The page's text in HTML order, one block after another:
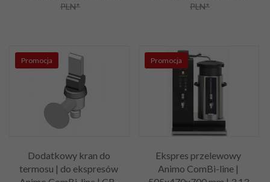
PLN*
PLN*
Promocja
Dodatkowy kran do
termosu | do ekspresów
Promocja
Ekspres przelewowy
Animo ComBi-line |